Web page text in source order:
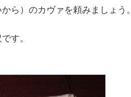
ら）のカヴァを頼みましょう。
す。